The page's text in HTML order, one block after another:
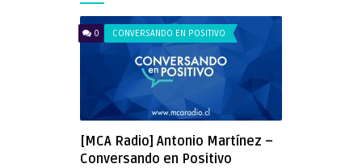
0 CONVERSANDO EN POSITIVO
[MCA Radio] Antonio Martínez –
Conversando en Positivo